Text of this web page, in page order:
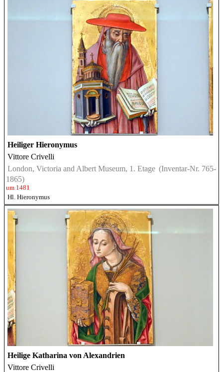
Heiliger Hieronymus
Vittore Crivelli
London, Victoria and Albert Museum, 1. Etage (Inventar-Nr. 765-
1865)
um 1481
Hl. Hieronymus
Heilige Katharina von Alexandrien
Vittore Crivelli